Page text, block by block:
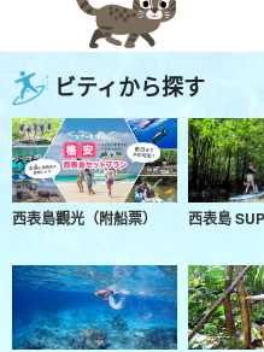
ビティから探す
西表島觀光（附船票） 西表島